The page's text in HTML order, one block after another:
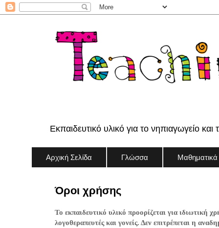
Εκπαιδευτικό υλικό για το νηπιαγωγείο και
Αρχική Σελίδα Γλώσσα Μαθηματικά
Όροι χρήσης
Το εκπαιδευτικό υλικό προορίζεται για ιδιωτική
λογοθεραπευτές και γονείς. Δεν επιτρέπεται η